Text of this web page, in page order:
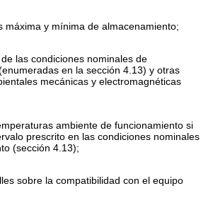
máxima y mínima de almacenamiento;
las condiciones nominales de
en la sección 4.13) y otras
mecánicas y electromagnéticas
ambiente de funcionamiento si
prescrito en las condiciones nominales
(sección 4.13);
sobre la compatibilidad con el equipo